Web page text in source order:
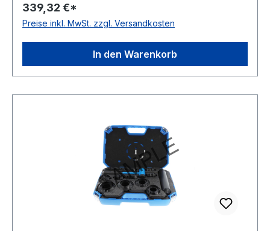
339,32 €*
Preise inkl. MwSt. zzgl. Versandkosten
In den Warenkorb